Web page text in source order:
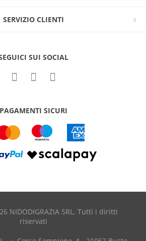
SERVIZIO CLIENTI
SUI SOCIAL
PAGAMENTI SICURI
NIDODIGRAZIA SRL. Tutti i diritti
riservati